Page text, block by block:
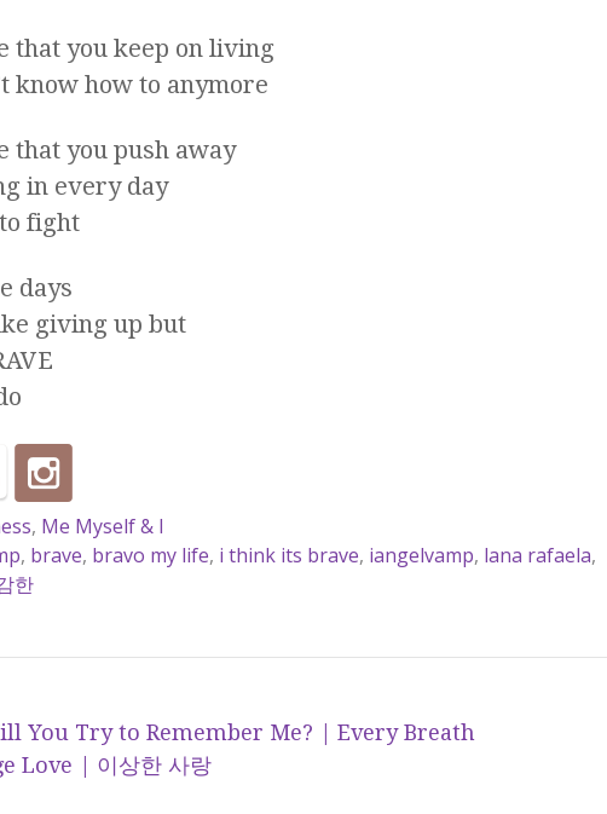
that you keep on living
know how to anymore
that you push away
in every day
fight
days
giving up but
, Me Myself & I
, brave, bravo my life, i think its brave, iangelvamp, lana rafaela,
한
You Try to Remember Me? | Every Breath
Love | 이상한 사랑